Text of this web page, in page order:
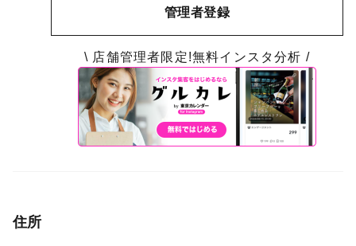
管理者登録
\ 店舗管理者限定!無料インスタ分析 /
住所